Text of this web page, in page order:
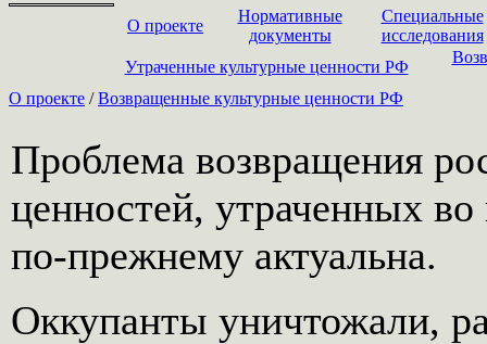
О проекте
Нормативные
документы
Специальные
исследования
Утраченные культурные ценности РФ
О проекте /Возвращенные культурные ценности РФ
Проблема возвращения
ценностей, утраченных
по-прежнему актуальна.
Оккупанты уничтожали,